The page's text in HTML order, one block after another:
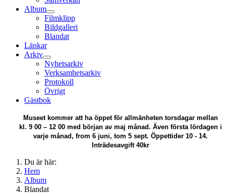
Album
Filmklipp
Bildgalleri
Blandat
Länkar
Arkiv
Nyhetsarkiv
Verksamhetsarkiv
Protokoll
Övrigt
Gästbok
Museet kommer att ha öppet för allmänheten torsdagar mellan
kl. 9 00 – 12 00 med början av maj månad. Även första lördagen i
varje månad, from 6 juni, tom 5 sept. Öppettider 10 - 14.
Inträdesavgift 40kr
Du är här:
Hem
Album
Blandat